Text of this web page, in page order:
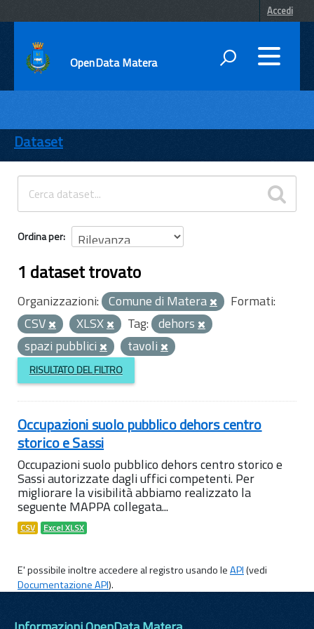
Accedi
OpenData Matera
ENTI
TEMI
INFORMAZIONI
Dataset
Ordina per
1 dataset trovato
Organizzazioni: Comune di Matera
Formati:
CSV
XLSX Tag: dehors
spazi pubblici
tavoli
RISULTATO DEL FILTRO
Occupazioni suolo pubblico dehors centro
storico e Sassi
Occupazioni suolo pubblico dehors centro storico e
Sassi autorizzate dagli uffici competenti. Per
migliorare la visibilità abbiamo realizzato la
seguente MAPPA collegata...
CSV Excel XLSX
E' possibile inoltre accedere al registro usando leAPI(vedi
Documentazione API).